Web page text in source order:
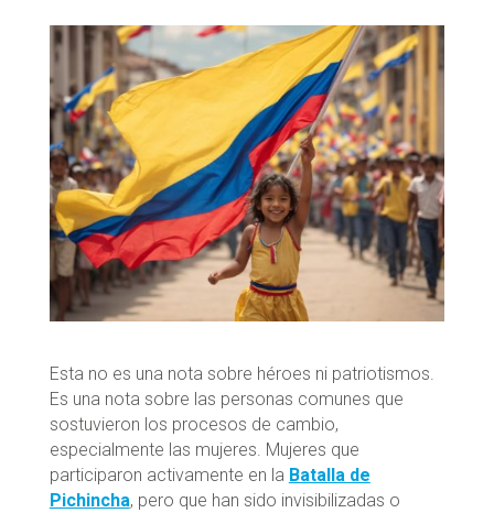
Esta no es una nota sobre héroes ni patriotismos.
Es una nota sobre las personas comunes que
sostuvieron los procesos de cambio,
especialmente las mujeres. Mujeres que
participaron activamente en la Batalla de
Pichincha, pero que han sido invisibilizadas o